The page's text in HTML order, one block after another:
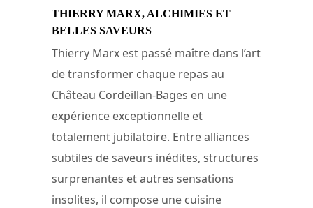
THIERRY MARX, ALCHIMIES ET
BELLES SAVEURS
Thierry Marx est passé maître dans l’art
de transformer chaque repas au
Château Cordeillan-Bages en une
expérience exceptionnelle et
totalement jubilatoire. Entre alliances
subtiles de saveurs inédites, structures
surprenantes et autres sensations
insolites, il compose une cuisine